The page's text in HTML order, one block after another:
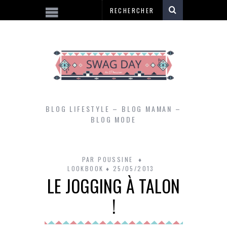
BLOG LIFESTYLE – BLOG MAMAN –
BLOG MODE
PAR POUSSINE
LOOKBOOK
25/05/2013
LE JOGGING À TALON
!